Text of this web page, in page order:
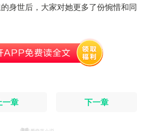
身世后，大家对她更多了份惋惜和同
一章 下一章